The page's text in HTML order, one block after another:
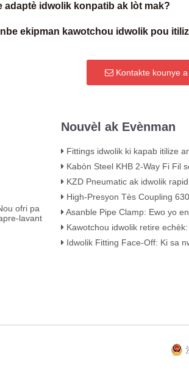
adaptè idwolik konpatib ak lòt mak?
ekipman kawotchou idwolik pou
Kontakte kounye a
ofri pa
lavant
Nouvèl ak Evènman
Fittings idwolik ki kapab itilize ankò pou asanble
Kabòn Steel KHB 2-Way Fi Fil segondè-Presyon Valv
KZD Pneumatic ak idwolik
High-Presyon Tès Coupling 630 Bar pou
Asanble Pipe Clamp: Ewo yo enkoni nan sistèm
Kawotchou idwolik retire echèk: Yon erè klasik Crimping
Idwolik Fitting Face-Off: Ki sa nwa a